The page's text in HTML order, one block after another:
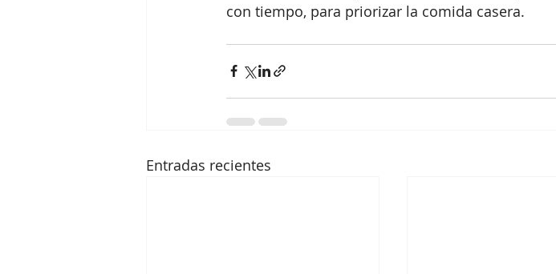
con tiempo, para priorizar la comida casera.
Entradas recientes